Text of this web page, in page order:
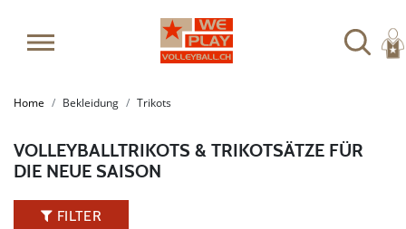
Home Bekleidung Trikots
VOLLEYBALLTRIKOTS & TRIKOTSÄTZE FÜR
DIE NEUE SAISON
FILTER